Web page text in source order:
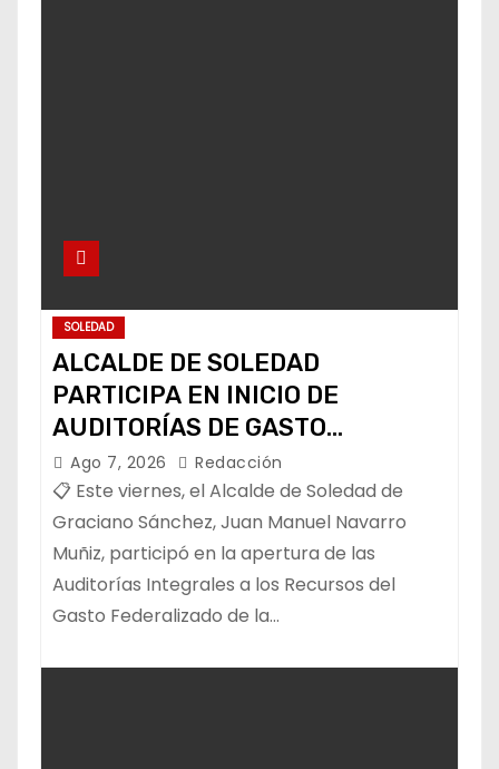
SOLEDAD
ALCALDE DE SOLEDAD
PARTICIPA EN INICIO DE
AUDITORÍAS DE GASTO
FEDERALIZADO 📝
Ago 7, 2026 Redacción
📋 Este viernes, el Alcalde de Soledad de
Graciano Sánchez, Juan Manuel Navarro
Muñiz, participó en la apertura de las
Auditorías Integrales a los Recursos del
Gasto Federalizado de la…